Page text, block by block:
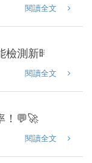
閱讀全文
檢測新時代！
閱讀全文
！💬🚀
閱讀全文